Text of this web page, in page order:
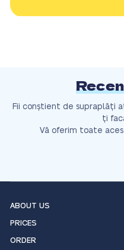
Fii conștient de supraplăți
ți
Vă oferim toate
ABOUT US
PRICES
ORDER